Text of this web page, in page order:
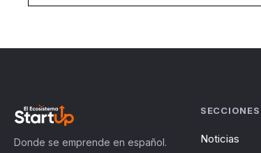
Donde se emprende en español.
SECCIONES
Noticias